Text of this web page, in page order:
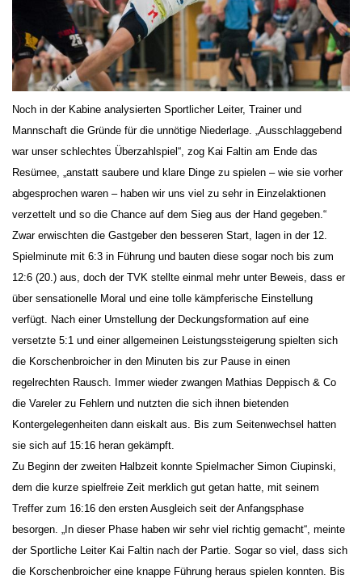
Noch in der Kabine analysierten Sportlicher Leiter, Trainer und
Mannschaft die Gründe für die unnötige Niederlage. „Ausschlaggebend
war unser schlechtes Überzahlspiel“, zog Kai Faltin am Ende das
Resümee, „anstatt saubere und klare Dinge zu spielen – wie sie vorher
abgesprochen waren – haben wir uns viel zu sehr in Einzelaktionen
verzettelt und so die Chance auf dem Sieg aus der Hand gegeben.“
Zwar erwischten die Gastgeber den besseren Start, lagen in der 12.
Spielminute mit 6:3 in Führung und bauten diese sogar noch bis zum
12:6 (20.) aus, doch der TVK stellte einmal mehr unter Beweis, dass er
über sensationelle Moral und eine tolle kämpferische Einstellung
verfügt. Nach einer Umstellung der Deckungsformation auf eine
versetzte 5:1 und einer allgemeinen Leistungssteigerung spielten sich
die Korschenbroicher in den Minuten bis zur Pause in einen
regelrechten Rausch. Immer wieder zwangen Mathias Deppisch & Co
die Vareler zu Fehlern und nutzten die sich ihnen bietenden
Kontergelegenheiten dann eiskalt aus. Bis zum Seitenwechsel hatten
sie sich auf 15:16 heran gekämpft.
Zu Beginn der zweiten Halbzeit konnte Spielmacher Simon Ciupinski,
dem die kurze spielfreie Zeit merklich gut getan hatte, mit seinem
Treffer zum 16:16 den ersten Ausgleich seit der Anfangsphase
besorgen. „In dieser Phase haben wir sehr viel richtig gemacht“, meinte
der Sportliche Leiter Kai Faltin nach der Partie. Sogar so viel, dass sich
die Korschenbroicher eine knappe Führung heraus spielen konnten. Bis